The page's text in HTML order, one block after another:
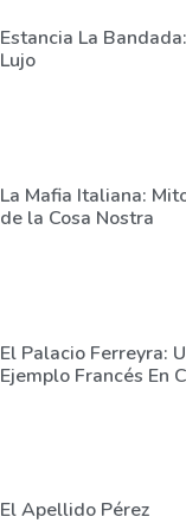
Estancia La
Lujo
La Mafia Italiana:
de la Cosa Nostra
El Palacio Ferreyra:
Ejemplo Francés En
El Apellido Pérez